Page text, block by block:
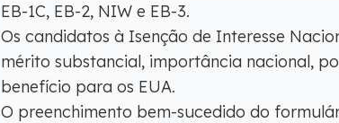
EB-1C, EB-2, NIW e EB-3.
Os candidatos à Isenção de Interesse
mérito substancial, importância nacional,
benefício para os EUA.
O preenchimento bem-sucedido do